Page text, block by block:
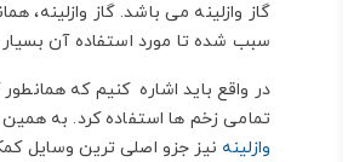
گاز وازلینه می باشد. گاز وازلینه،
سبب شده تا مورد استفاده آن
در واقع باید اشاره کنیم که
تمامی زخم ها استفاده کرد. به
وازلینه نیز جزو اصلی ترین وسایل